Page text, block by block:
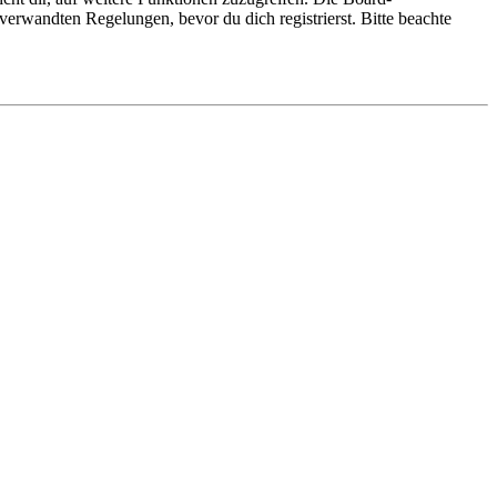
Regelungen, bevor du dich registrierst. Bitte beachte